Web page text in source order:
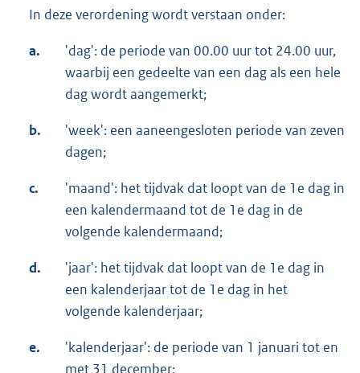
In deze verordening wordt verstaan onder:
a.
'dag': de periode van 00.00 uur tot 24.00 uur,
waarbij een gedeelte van een dag als een hele
dag wordt aangemerkt;
b.
'week': een aaneengesloten periode van zeven
dagen;
c.
'maand': het tijdvak dat loopt van de 1e dag in
een kalendermaand tot de 1e dag in de
volgende kalendermaand;
d.
'jaar': het tijdvak dat loopt van de 1e dag in
een kalenderjaar tot de 1e dag in het
volgende kalenderjaar;
e.
'kalenderjaar': de periode van 1 januari tot en
met 31 december;